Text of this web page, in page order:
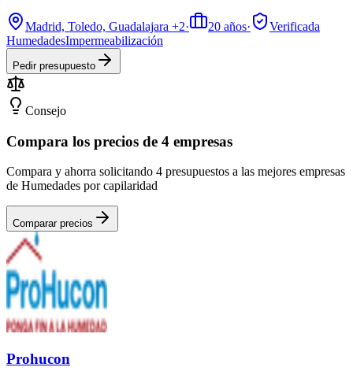
Madrid, Toledo, Guadalajara +2· 20 años·
Verificada
HumedadesImpermeabilización
Pedir presupuesto
Consejo
Compara los precios de 4 empresas
Compara y ahorra solicitando 4 presupuestos a las mejores empresas
de Humedades por capilaridad
Comparar precios
Prohucon